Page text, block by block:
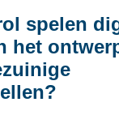
spelen
het